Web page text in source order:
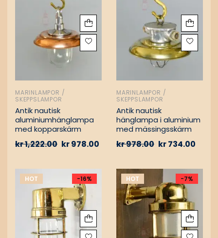
MARINLAMPOR /
SKEPPSLAMPOR
Antik nautisk
aluminiumhänglampa
med kopparskärm
kr1,222.00 kr978.00
MARINLAMPOR /
SKEPPSLAMPOR
Antik nautisk
hänglampa i aluminium
med mässingsskärm
kr978.00 kr734.00
HOT -16% HOT -7%